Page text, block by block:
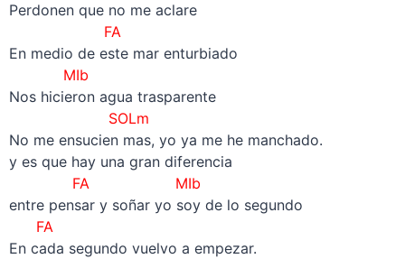
Perdonen que no me aclare
FA
En medio de este mar enturbiado
MIb
Nos hicieron agua trasparente
SOLm
No me ensucien mas, yo ya me he manchado.
y es que hay una gran diferencia
FA
MIb
entre pensar y soñar yo soy de lo segundo
FA
En cada segundo vuelvo a empezar.